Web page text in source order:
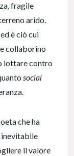
fragile
arido.
è ciò cui
collaborino
lottare contro
social
che ha
inevitabile
il valore